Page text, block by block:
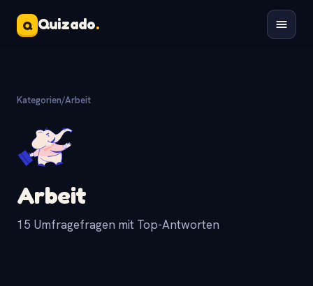
Q Quizado.
Kategorien/Arbeit
Arbeit
15 Umfragefragen mit Top-Antworten